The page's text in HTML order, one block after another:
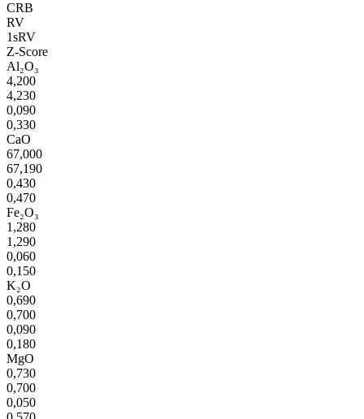
CRB
RV
1sRV
Z-Score
Al₂O₃
4,200
4,230
0,090
0,330
CaO
67,000
67,190
0,430
0,470
Fe₂O₃
1,280
1,290
0,060
0,150
K₂O
0,690
0,700
0,090
0,180
MgO
0,730
0,700
0,050